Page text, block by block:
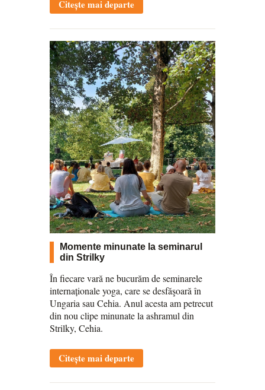
Citește mai departe
Momente minunate la seminarul
din Strilky
În fiecare vară ne bucurăm de seminarele
internaționale yoga, care se desfăşoară în
Ungaria sau Cehia. Anul acesta am petrecut
din nou clipe minunate la ashramul din
Strilky, Cehia.
Citește mai departe